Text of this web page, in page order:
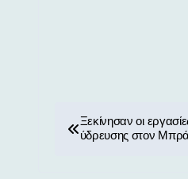
Ξεκίνησαν οι
ύδρευσης στον